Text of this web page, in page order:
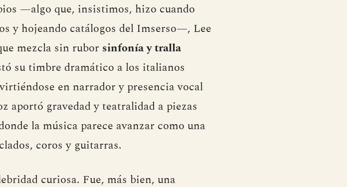
—algo que, insistimos, hizo cuando
y hojeando catálogos del Imserso—, Lee
mezcla sin rubor sinfonía y tralla
su timbre dramático a los italianos
en narrador y presencia vocal
aportó gravedad y teatralidad a piezas
la música parece avanzar como una
coros y guitarras.
curiosa. Fue, más bien, una